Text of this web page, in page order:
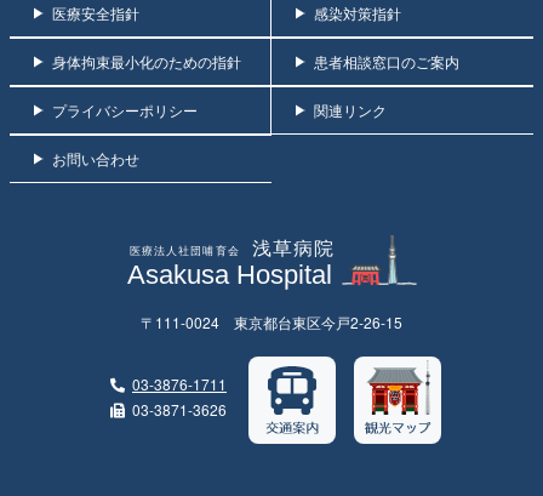
〒111-0024 東京都台東区今戸2-26-15
03-3876-1711
03-3871-3626
医療安全指針 感染対策指針
身体拘束最小化のための指針 患者相談窓口のご案内
プライバシーポリシー 関連リンク
お問い合わせ